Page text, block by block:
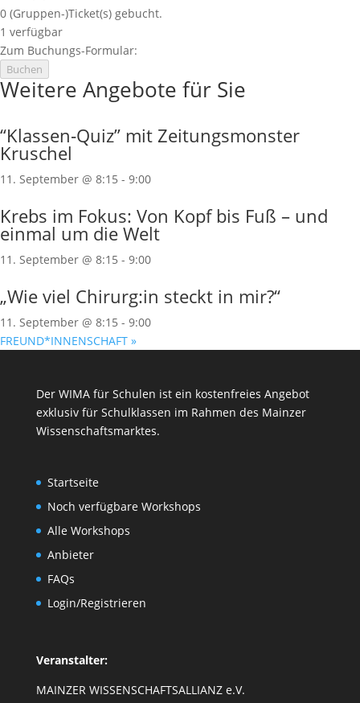
0 (Gruppen-)Ticket(s) gebucht.
1 verfügbar
Zum Buchungs-Formular:
Buchen
Weitere Angebote für Sie
“Klassen‐Quiz” mit Zeitungsmonster
Kruschel
11. September @ 8:15 - 9:00
Krebs im Fokus: Von Kopf bis Fuß – und
einmal um die Welt
11. September @ 8:15 - 9:00
„Wie viel Chirurg:in steckt in mir?“
11. September @ 8:15 - 9:00
FREUND*INNENSCHAFT »
Der WIMA für Schulen ist ein kostenfreies Angebot
exklusiv für Schulklassen im Rahmen des Mainzer
Wissenschaftsmarktes.
Startseite
Noch verfügbare Workshops
Alle Workshops
Anbieter
FAQs
Login/Registrieren
Veranstalter:
MAINZER WISSENSCHAFTSALLIANZ e.V.